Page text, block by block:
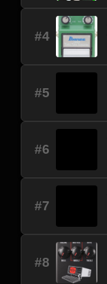
#4
#5
#6
#7
#8